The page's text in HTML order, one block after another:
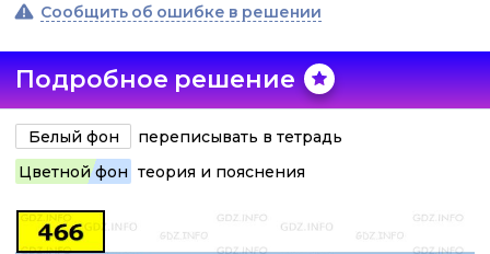
Сообщить об ошибке в решении
Подробное решение
Белый фон
переписывать в тетрадь
Цветной фон теория и пояснения